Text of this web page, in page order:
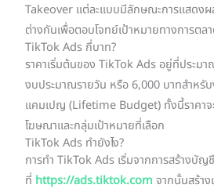
Takeover แต่ละแบบมีลักษณะการแสดง
ต่างกันเพื่อตอบโจทย์เป้าหมายทางการตล
TikTok Ads กี่บาท?
ราคาเริ่มต้นของ TikTok Ads อยู่ที่ประม
งบประมาณรายวัน หรือ 6,000 บาทสำหรั
แคมเปญ (Lifetime Budget) ทั้งนี้ราคา
โฆษณาและกลุ่มเป้าหมายที่เลือก
TikTok Ads ทํายังไง?
การทำ TikTok Ads เริ่มจากการสร้างบั
ที่ https://ads.tiktok.com จากนั้นสร้า